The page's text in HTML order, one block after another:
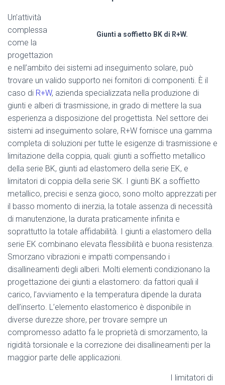
Giunti a soffietto BK di R+W.
Un’attività
complessa
come la
progettazion
e nell’ambito dei sistemi ad inseguimento solare, può
trovare un valido supporto nei fornitori di componenti. È il
caso di R+W, azienda specializzata nella produzione di
giunti e alberi di trasmissione, in grado di mettere la sua
esperienza a disposizione del progettista. Nel settore dei
sistemi ad inseguimento solare, R+W fornisce una gamma
completa di soluzioni per tutte le esigenze di trasmissione e
limitazione della coppia, quali: giunti a soffietto metallico
della serie BK, giunti ad elastomero della serie EK, e
limitatori di coppia della serie SK. I giunti BK a soffietto
metallico, precisi e senza gioco, sono molto apprezzati per
il basso momento di inerzia, la totale assenza di necessità
di manutenzione, la durata praticamente infinita e
soprattutto la totale affidabilità. I giunti a elastomero della
serie EK combinano elevata flessibilità e buona resistenza.
Smorzano vibrazioni e impatti compensando i
disallineamenti degli alberi. Molti elementi condizionano la
progettazione dei giunti a elastomero: da fattori quali il
carico, l’avviamento e la temperatura dipende la durata
dell’inserto. L’elemento elastomerico è disponibile in
diverse durezze shore, per trovare sempre un
compromesso adatto fa le proprietà di smorzamento, la
rigidità torsionale e la correzione dei disallineamenti per la
maggior parte delle applicazioni.
I limitatori di